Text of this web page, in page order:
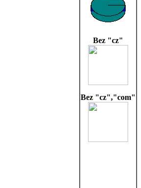
Bez "cz"
Bez "cz","com"